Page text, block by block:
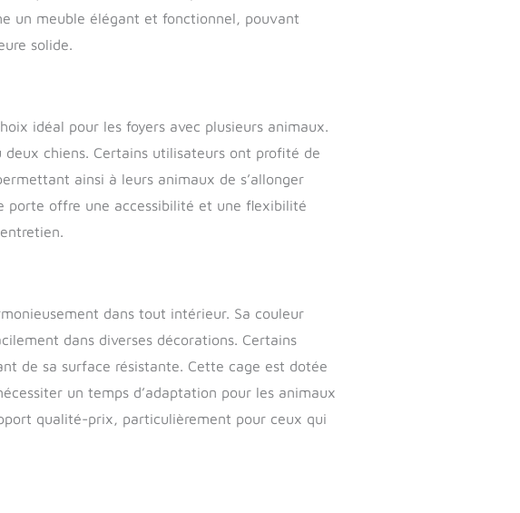
un meuble élégant et fonctionnel, pouvant
solide.
idéal pour les foyers avec plusieurs animaux.
chiens. Certains utilisateurs ont profité de
ainsi à leurs animaux de s’allonger
porte offre une accessibilité et une flexibilité
dans tout intérieur. Sa couleur
dans diverses décorations. Certains
de sa surface résistante. Cette cage est dotée
un temps d’adaptation pour les animaux
qualité-prix, particulièrement pour ceux qui